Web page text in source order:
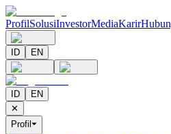
ProfilSolusiInvestorMediaKarir
ID EN
ID
EN
✕
Profil ⏷